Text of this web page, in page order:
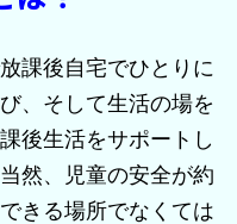
課後自宅でひとりに
、そして生活の場を
後生活をサポートし
然、児童の安全が約
きる場所でなくては